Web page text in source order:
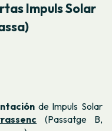
Impuls Solar
de Impuls Solar
(Passatge B,